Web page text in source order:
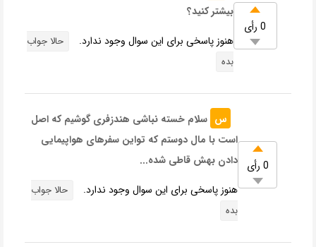
0 رأی
بیشتر کنید؟
هنوز پاسخی برای این سوال وجود ندارد.
حالا جواب
بده
0 رأی
س سلام خسته نباشی هندزفری گوشیم که اصل
است با مال دوستم که تواین سفرهای هواپیمایی
دادن بهش قاطی شده...
هنوز پاسخی برای این سوال وجود ندارد.
حالا جواب
بده